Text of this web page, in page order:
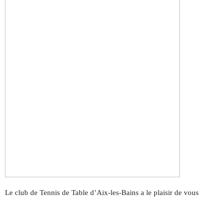
Le club de Tennis de Table d’Aix-les-Bains a le plaisir de vous